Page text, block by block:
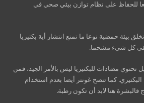
معا للحفاظ على نظام توازن بيئي صحي في
تخلق بيئة حمضية نوعا ما تمنع انتشار أية بكتيريا
كل شيء مشحما.
تحتوي مضادات للبكتيريا ليس بالأمر الجيد، فمن
كما تنصح غونتر أيضا بعدم استخدام
هنا لابد أن تكون رطبة.